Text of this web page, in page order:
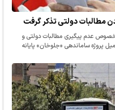
مطالبات دولتی تذکر گرفت
عدم پیگیری مطالبات دولتی و
پروژه ساماندهی «جلوخان» پایانه